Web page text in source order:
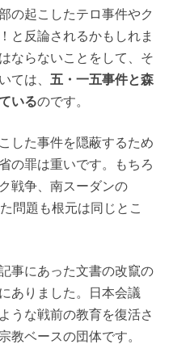
の起こしたテロ事件やク
と反論されるかもしれま
ならないことをして、そ
ては、 五・一五事件と森
いるのです。
した事件を隠蔽するため
の罪は重いです。もちろ
戦争、南スーダンの
問題も根元は同じとこ
事にあった文書の改竄の
ありました。日本会議
うな戦前の教育を復活さ
教ベースの団体です。